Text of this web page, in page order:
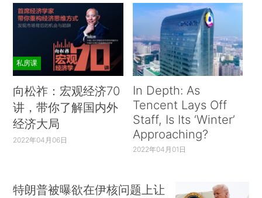
私房课
向松祚：宏观经济70
讲，带你了解国内外
经济大局
2022年04月06日
In Depth: As
Tencent Lays Off
Staff, Is Its ‘Winter’
Approaching?
2022年04月01日
特朗普被曝欲在伊核问题上让